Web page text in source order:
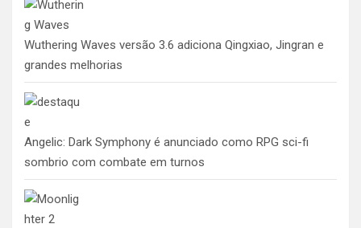
Wuthering Waves versão 3.6 adiciona Qingxiao, Jingran e
grandes melhorias
Angelic: Dark Symphony é anunciado como RPG sci-fi
sombrio com combate em turnos